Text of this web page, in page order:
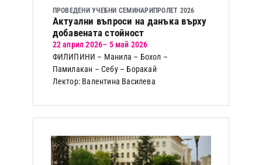
ПРОВЕДЕНИ УЧЕБНИ СЕМИНАРИПРОЛЕТ 2026
Актуални въпроси на данъка върху
добавената стойност
22 април 2026– 5 май 2026
ФИЛИПИНИ – Манила – Бохол –
Памилакан – Себу – Боракай
Лектор: Валентина Василева